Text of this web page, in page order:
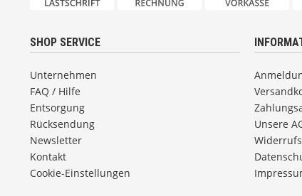
SHOP SERVICE
Unternehmen
FAQ / Hilfe
Entsorgung
Rücksendung
Newsletter
Kontakt
Cookie-Einstellungen
Unsere